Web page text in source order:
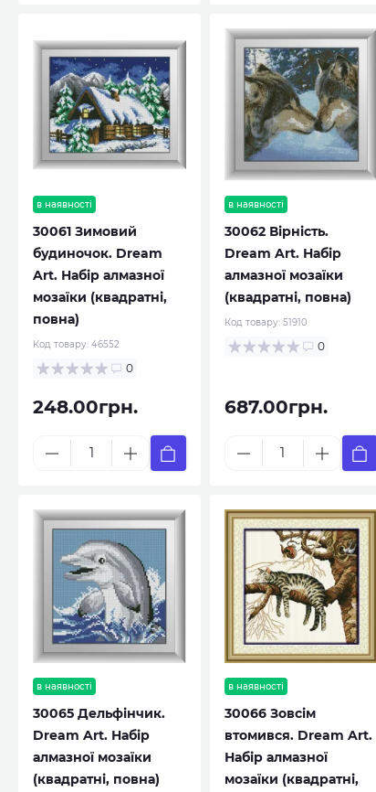
в наявності
30061 Зимовий
будиночок. Dream
Art. Набір алмазної
мозаїки (квадратні,
повна)
Код товару: 46552
0
248.00грн.
в наявності
30062 Вірність.
Dream Art. Набір
алмазної мозаїки
(квадратні, повна)
Код товару: 51910
0
687.00грн.
в наявності
30065 Дельфінчик.
Dream Art. Набір
алмазної мозаїки
(квадратні, повна)
в наявності
30066 Зовсім
втомився. Dream Art.
Набір алмазної
мозаїки (квадратні,